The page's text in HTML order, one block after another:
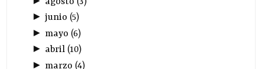
► junio (5)
► mayo (6)
► abril(10)
► marzo (4)